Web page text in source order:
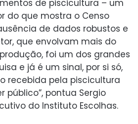
de piscicultura – um
do que mostra o Censo
de dados robustos e
que envolvam mais do
foi um dos grandes
e já é um sinal, por si só,
recebida pela piscicultura
público”, pontua Sergio
do Instituto Escolhas.